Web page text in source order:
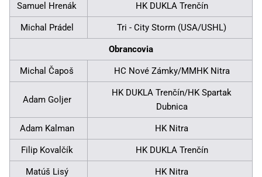
Samuel Hrenák HK DUKLA Trenčín
Michal Prádel Tri - City Storm (USA/USHL)
Obrancovia
Michal Čapoš HC Nové Zámky/MMHK Nitra
Adam Goljer
HK DUKLA Trenčín/HK Spartak
Dubnica
Adam Kalman HK Nitra
Filip Kovalčík HK DUKLA Trenčín
Matúš Lisý HK Nitra